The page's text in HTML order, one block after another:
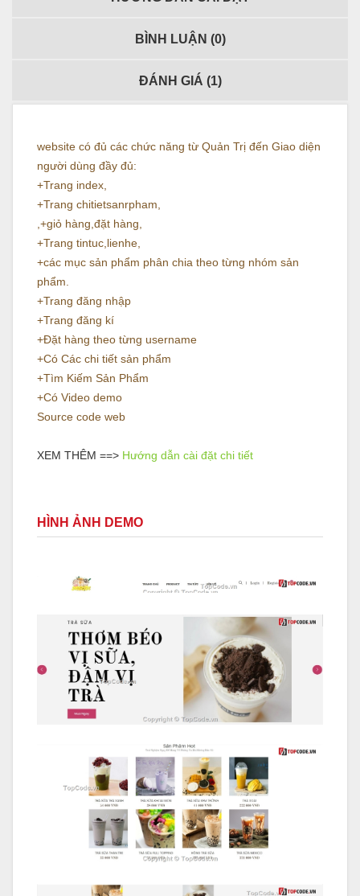
BÌNH LUẬN (0)
ĐÁNH GIÁ (1)
website có đủ các chức năng từ Quản Trị đến Giao diện
người dùng đầy đủ:
+Trang index,
+Trang chitietsanrpham,
,+giỏ hàng,đặt hàng,
+Trang tintuc,lienhe,
+các mục sản phẩm phân chia theo từng nhóm sản
phẩm.
+Trang đăng nhập
+Trang đăng kí
+Đặt hàng theo từng username
+Có Các chi tiết sản phẩm
+Tìm Kiếm Sản Phẩm
+Có Video demo
Source code web
XEM THÊM ==> Hướng dẫn cài đặt chi tiết
HÌNH ẢNH DEMO